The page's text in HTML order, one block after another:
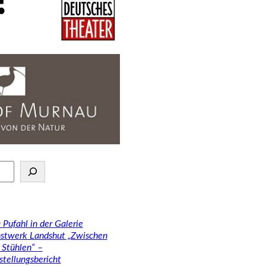
Pufahl in der Galerie
Landshut „Zwischen
–